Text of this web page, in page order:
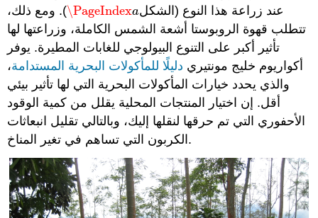
عند زراعة هذا النوع (الشكل \PageIndexa
\PageIndexa
). ومع ذلك،
تتطلب قهوة الروبوستا أشعة الشمس الكاملة، وزراعتها لها
تأثير أكبر على التنوع البيولوجي للغابات المطيرة. يوفر
أكواريوم خليج مونتيري دليلًا للمأكولات البحرية المستدامة،
والذي يحدد خيارات المأكولات البحرية التي لها تأثير بيئي
أقل. إن اختيار المنتجات المحلية يقلل من كمية الوقود
الأحفوري التي تم حرقها لنقلها إليك، وبالتالي تقليل انبعاثات
الكربون التي تساهم في تغير المناخ.